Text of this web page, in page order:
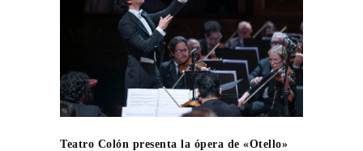
Teatro Colón presenta la ópera de «Otello»